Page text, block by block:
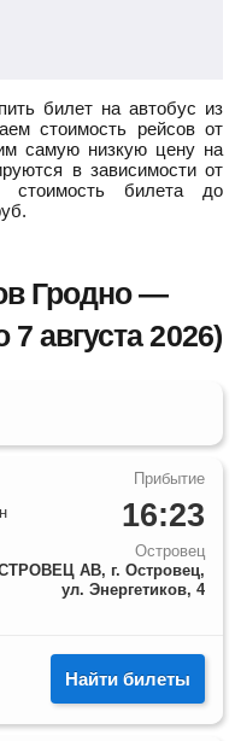
билет на автобус из
стоимость рейсов от
самую низкую цену на
в зависимости от
стоимость билета до
Гродно —
августа 2026)
16:23
Островец
АВ, г. Островец,
ул. Энергетиков, 4
Найти билеты